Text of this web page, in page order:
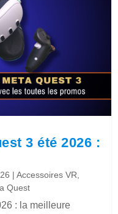
3 été 2026 :
|Accessoires VR,
Quest
: la meilleure